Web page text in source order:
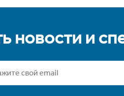
новости и